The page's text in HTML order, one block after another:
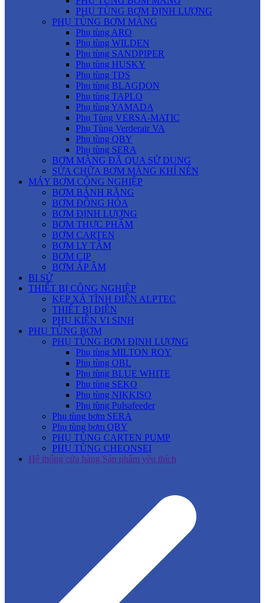
PHỤ TÙNG BƠM ĐỊNH LƯỢNG
PHỤ TÙNG BƠM MÀNG
Phụ tùng ARO
Phụ tùng WILDEN
Phụ tùng SANDPIPER
Phụ tùng HUSKY
Phụ tùng TDS
Phụ tùng BLAGDON
Phụ tùng TAPLO
Phụ tùng YAMADA
Phụ Tùng VERSA-MATIC
Phụ Tùng Verderair VA
Phụ tùng QBY
Phụ tùng SERA
BƠM MÀNG ĐÃ QUA SỬ DỤNG
SỬA CHỮA BƠM MÀNG KHÍ NÉN
MÁY BƠM CÔNG NGHIỆP
BƠM BÁNH RĂNG
BƠM ĐỒNG HÓA
BƠM ĐỊNH LƯỢNG
BƠM THỰC PHẨM
BƠM CARTEN
BƠM LY TÂM
BƠM CIP
BƠM ÁP ÂM
BI SỨ
THIẾT BỊ CÔNG NGHIỆP
KẸP XẢ TĨNH ĐIỆN ALPTEC
THIẾT BỊ ĐIỆN
PHỤ KIỆN VI SINH
PHỤ TÙNG BƠM
PHỤ TÙNG BƠM ĐỊNH LƯỢNG
Phụ tùng MILTON ROY
Phụ tùng OBL
Phụ tùng BLUE WHITE
Phụ tùng SEKO
Phụ tùng NIKKISO
Phụ tùng Pulsafeeder
Phụ tùng bơm SERA
Phụ tùng bơm QBY
PHỤ TÙNG CARTEN PUMP
PHỤ TÙNG CHEONSEI
Hệ thống cửa hàng Sản phẩm yêu thích